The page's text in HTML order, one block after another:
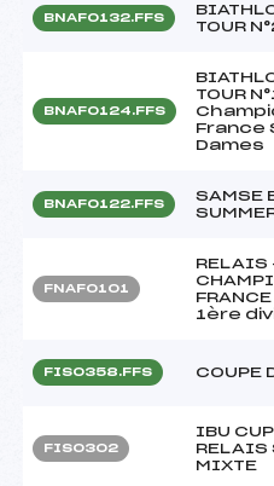
BNAF0132.FFS
TOUR
BNAF0124.FFS
TOUR
France
Dames
BNAF0122.FFS
SAMSE
FNAF0101
RELAIS
1ère
FIS0358.FFS COUPE
FIS0302
IBU
RELAIS
MIXTE